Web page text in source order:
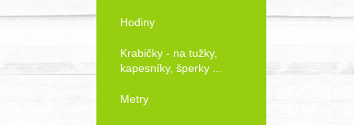
Hodiny
Krabičky - na tužky,
kapesníky, šperky ...
Metry